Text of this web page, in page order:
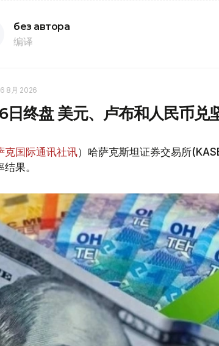
без автора
编译
8月 2026
日终盘 美元、卢布和人民币兑
克国际通讯社讯）哈萨克斯坦证券交易所
果。